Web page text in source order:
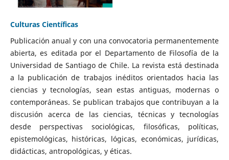
Culturas Científicas
Publicación anual y con una convocatoria permanentemente
abierta, es editada por el Departamento de Filosofía de la
Universidad de Santiago de Chile. La revista está destinada
a la publicación de trabajos inéditos orientados hacia las
ciencias y tecnologías, sean estas antiguas, modernas o
contemporáneas. Se publican trabajos que contribuyan a la
discusión acerca de las ciencias, técnicas y tecnologías
desde perspectivas sociológicas, filosóficas, políticas,
epistemológicas, históricas, lógicas, económicas, jurídicas,
didácticas, antropológicas, y éticas.